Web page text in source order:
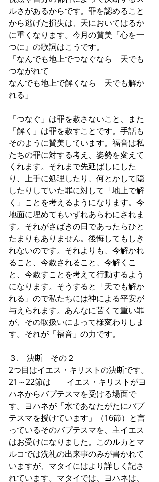
ルさがあるからです。罪を認めること
から逃げた損失は、天においてはるか
に重くなります。今月の賛美『心を一
つに』の歌詞はこうです。
「なんでも地上でつなぐなら　天でも
つながれて
なんでも地上で解くなら　天でも解か
れる」
「つなぐ」は罪を赦さないこと、また
「解く」は罪を赦すことです。手話も
そのように賛美しています。福音は私
たちの罪に対する考え、姿勢を変えて
くれます。それまで先延ばしにした
り、上手に処理したり、何とかして隠
したりしていた罪に対して「地上で解
く」ことを考えるようになります。今
地面に埋めてもいずれあらわにされま
す。それがさばきの日であったらひと
たまりもありません。後悔してもしき
れないのです。それよりも、今解かれ
ること、今赦されること、今解くこ
と、今赦すことを考えて行動するよう
になります。そうすると「天でも解か
れる」ので私たちには神による平安が
与えられます。あんなに苦くて重い罪
が、その取扱いによって様変わりしま
す。それが「福音」の力です。
３.　決断　その２
2つ目はイエス・キリストの決断です。
21～22節は　　イエス・キリストがヨ
ハネからバプテスマを受ける場面で
す。ヨハネが「水であなたがたにバプ
テスマを授けています」（16節）と言
っているそのバプテスマを、主イエス
はお受けになりました。このルカとマ
ルコでは洗礼の出来事のみが書かれて
いますが、マタイにはより詳しく記さ
れています。マタイでは、ヨハネは、